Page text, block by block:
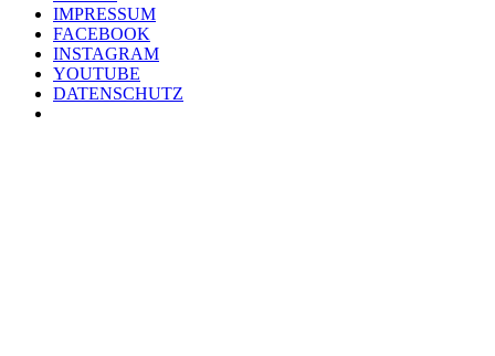
IMPRESSUM
FACEBOOK
INSTAGRAM
YOUTUBE
DATENSCHUTZ